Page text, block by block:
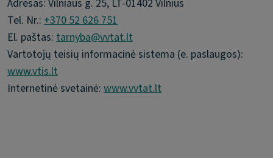
Adresas: Vilniaus g. 25, LT-01402 Vilnius
Tel. Nr.: +370 52 626 751
El. paštas: tarnyba@vvtat.lt
Vartotojų teisių informacinė sistema (e. paslaugos):
www.vtis.lt
Internetinė svetainė: www.vvtat.lt